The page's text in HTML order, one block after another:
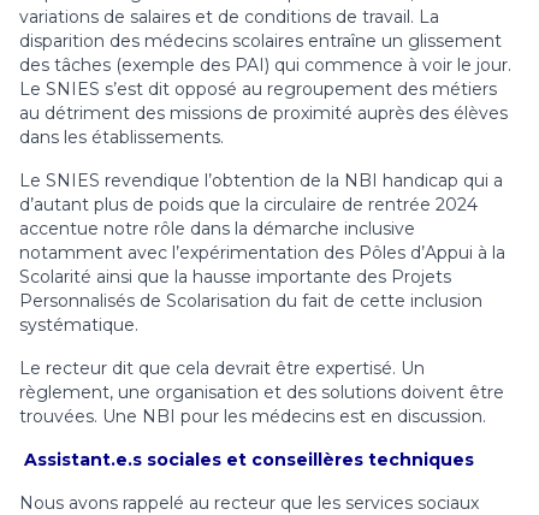
variations de salaires et de conditions de travail. La
disparition des médecins scolaires entraîne un glissement
des tâches (exemple des PAI) qui commence à voir le jour.
Le SNIES s’est dit opposé au regroupement des métiers
au détriment des missions de proximité auprès des élèves
dans les établissements.
Le SNIES revendique l’obtention de la NBI handicap qui a
d’autant plus de poids que la circulaire de rentrée 2024
accentue notre rôle dans la démarche inclusive
notamment avec l’expérimentation des Pôles d’Appui à la
Scolarité ainsi que la hausse importante des Projets
Personnalisés de Scolarisation du fait de cette inclusion
systématique.
Le recteur dit que cela devrait être expertisé. Un
règlement, une organisation et des solutions doivent être
trouvées. Une NBI pour les médecins est en discussion.
Assistant.e.s sociales et conseillères techniques
Nous avons rappelé au recteur que les services sociaux